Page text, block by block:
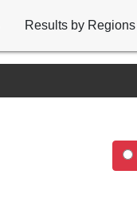
Results by Regions